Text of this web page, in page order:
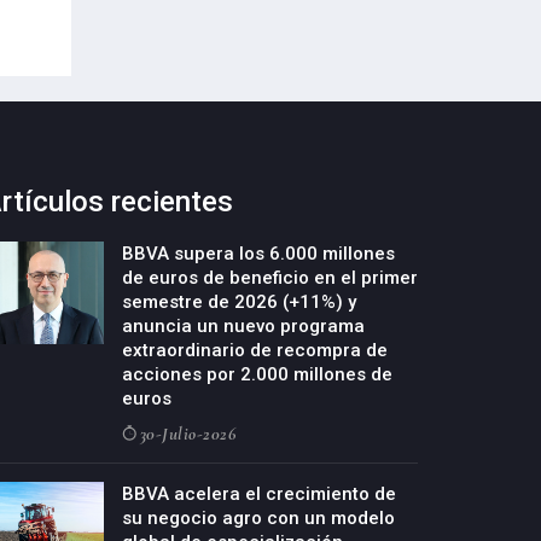
recientes
BBVA supera los 6.000 millones
de euros de beneficio en el primer
semestre de 2026 (+11%) y
anuncia un nuevo programa
extraordinario de recompra de
acciones por 2.000 millones de
euros
30-Julio-2026
BBVA acelera el crecimiento de
su negocio agro con un modelo